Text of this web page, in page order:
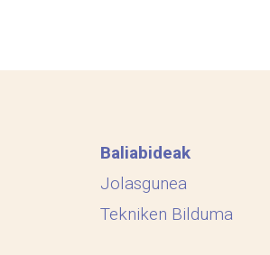
Baliabideak
Jolasgunea
Tekniken Bilduma